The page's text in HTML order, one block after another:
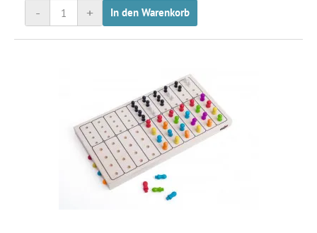
+
- In den Warenkorb